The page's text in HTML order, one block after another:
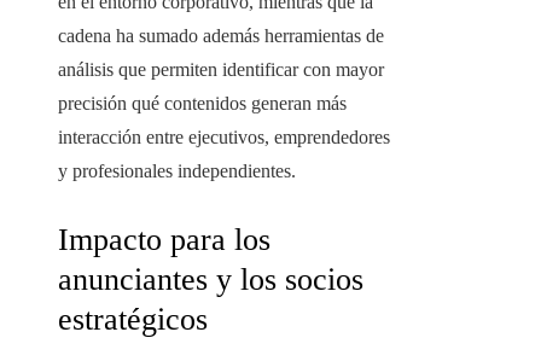
cadena ha sumado además herramientas de
análisis que permiten identificar con mayor
precisión qué contenidos generan más
interacción entre ejecutivos, emprendedores
y profesionales independientes.
Impacto para los
anunciantes y los socios
estratégicos